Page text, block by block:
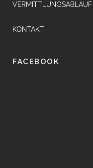
VERMITTLUNGSABLAUF
KONTAKT
FACEBOOK